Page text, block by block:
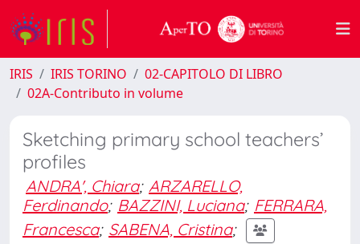
IRIS IRIS TORINO
02-CAPITOLO DI LIBRO
02A-Contributo in volume
Sketching primary school teachers’
profiles
ANDRA', Chiara; ARZARELLO,
Ferdinando; BAZZINI, Luciana; FERRARA,
Francesca; SABENA, Cristina;